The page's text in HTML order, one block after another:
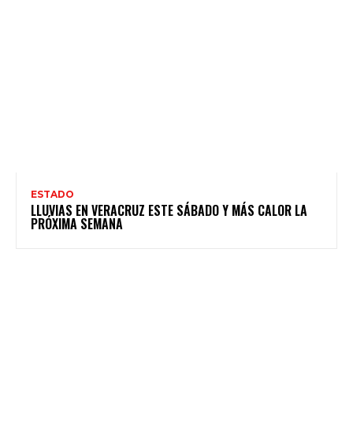
ESTADO
LLUVIAS EN VERACRUZ ESTE SÁBADO Y MÁS CALOR LA
PRÓXIMA SEMANA